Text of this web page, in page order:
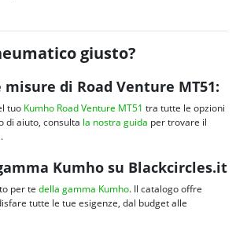
giusto?
di Road Venture MT51:
tuo Kumho Road Venture MT51 tra tutte le opzioni
di aiuto, consulta la nostra guida per trovare il
Kumho su Blackcircles.it
per te della gamma Kumho. Il catalogo offre
tutte le tue esigenze, dal budget alle